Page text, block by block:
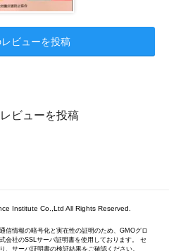
ビューを投稿
ビューを投稿
Institute Co.,Ltd All Rights Reserved.
信情報の暗号化と実在性の証明のため、GMOグロ
会社のSSLサーバ証明書を使用しております。 セ
、サーバ証明書の検証結果をご確認ください。